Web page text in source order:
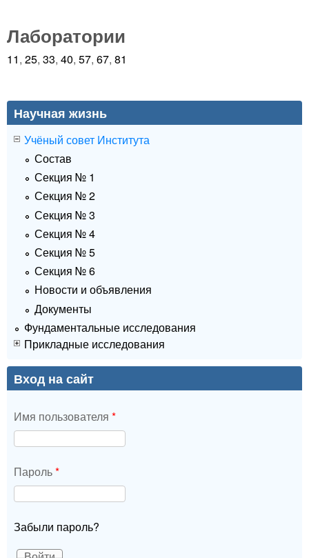
Лаборатории
11, 25, 33, 40, 57, 67, 81
Научная жизнь
Учёный совет Института
Состав
Секция № 1
Секция № 2
Секция № 3
Секция № 4
Секция № 5
Секция № 6
Новости и объявления
Документы
Фундаментальные исследования
Прикладные исследования
Вход на сайт
Имя пользователя *
Пароль*
Забыли пароль?